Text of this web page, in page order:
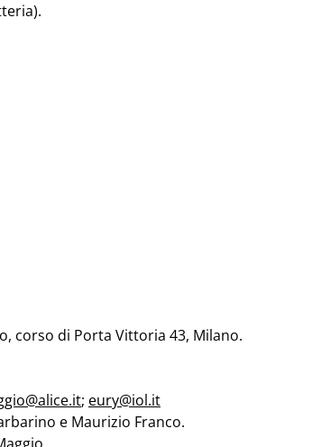
corso di Porta Vittoria 43, Milano.
; eury@iol.it
e Maurizio Franco.